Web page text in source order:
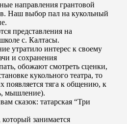
направления грантовой
Наш выбор пал на кукольный
представления на
с. Калтасы.
утратило интерес к своему
и сохранения
обожают смотреть сценки,
кукольного театра, то
появляется тяга к общению, к
мышление).
сказок: татарская “Три
занимается